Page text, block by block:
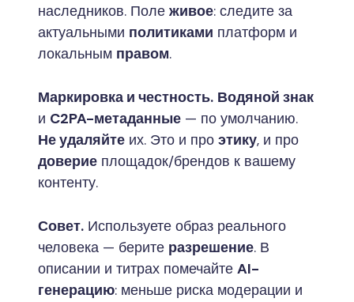
наследников. Поле живое: следите за
актуальными политиками платформ и
локальным правом.
Маркировка и честность. Водяной знак
и C2PA-метаданные — по умолчанию.
Не удаляйте их. Это и про этику, и про
доверие площадок/брендов к вашему
контенту.
Совет. Используете образ реального
человека — берите разрешение. В
описании и титрах помечайте AI-
генерацию: меньше риска модерации и